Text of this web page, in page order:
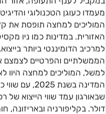
מעמדו כעוגן הטכנולוגי
המוליכים למחצה תופסת את
האזורית. במדינות כמו ניו
למרכיב הדומיננטי ביותר
הממשלתיים והפרטיים לצמצם
דולר. בקליפורניה ובאריזונה,